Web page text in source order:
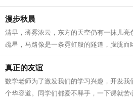
紧。因为做自己这件事，不会有人比你...
漫步秋晨
清早，薄雾浓云，东方的天空仍有一抹儿亮
疏星，马路像是一条霓虹般的隧道，朦胧而
般清凉甜爽。此时已经有紧张晨扫的人...
真正的友谊
数学老师为了激发我们的学习兴趣，开发我
个华容道。同学们都爱不释手，一下课就苦